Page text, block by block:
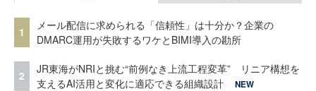
1
メール配信に求められる「信頼性」は十分か？企業の
DMARC運用が失敗するワケとBIMI導入の勘所
2
JR東海がNRIと挑む“前例なき上流工程変革” リニア構想を
支えるAI活用と変化に適応できる組織設計
NEW